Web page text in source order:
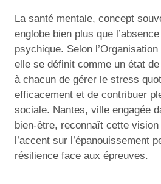
La santé mentale, concept
englobe bien plus que
psychique. Selon
elle se définit comme un état
à chacun de gérer le stress
efficacement et de contribuer
sociale. Nantes, ville engagée
bien-être, reconnaît cette
l’accent sur l’épanouissement
résilience face aux épreuves.